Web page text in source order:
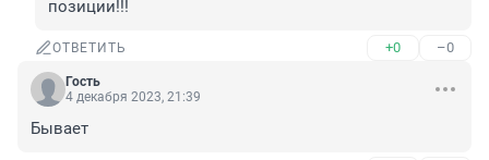
позиции!!!
ОТВЕТИТЬ +0 –0
Гость
4 декабря 2023, 21:39
Бывает